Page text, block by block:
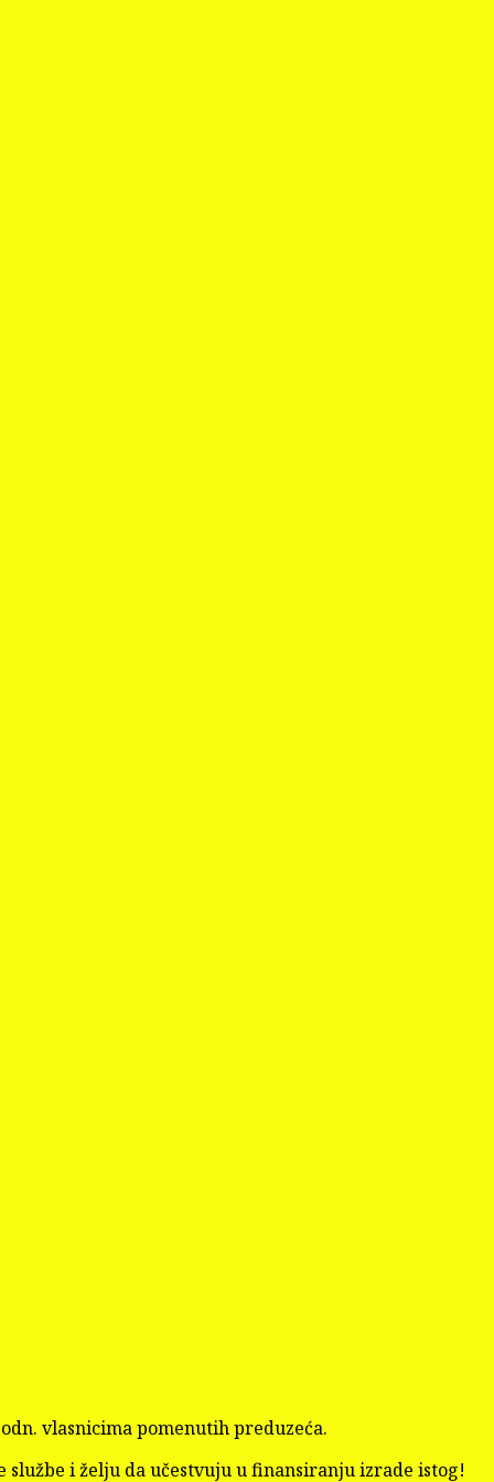
vlasnicima pomenutih preduzeća.
i želju da učestvuju u finansiranju izrade istog!